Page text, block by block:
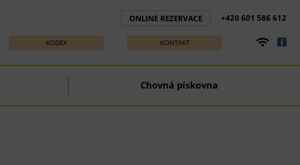
ONLINE REZERVACE +420 601 586 612
KODEX KONTAKT
Chovná pískovna